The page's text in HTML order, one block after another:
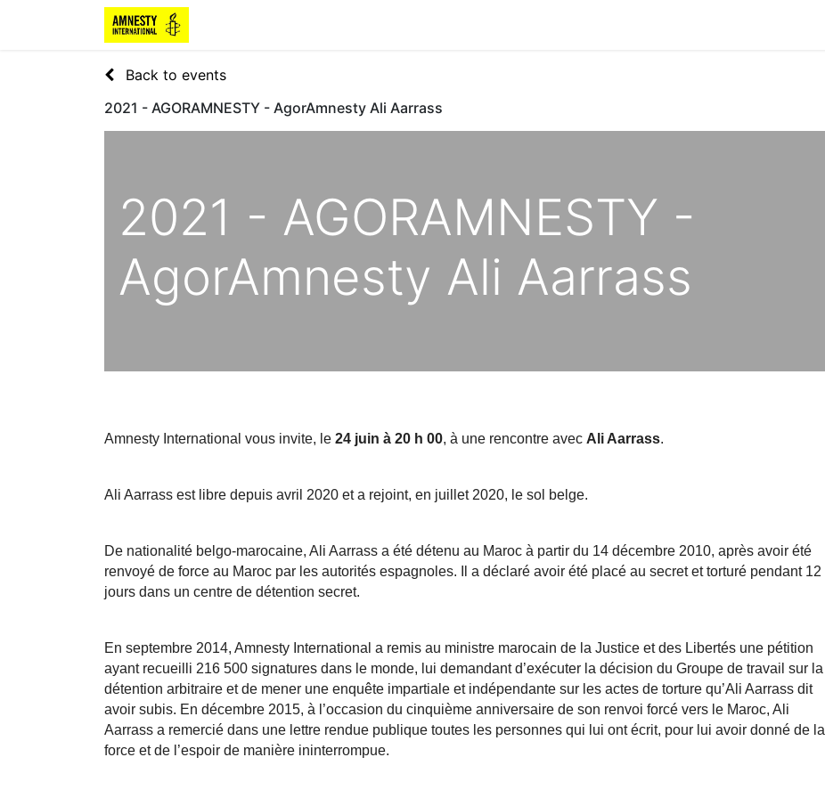
Back to events
2021 - AGORAMNESTY - AgorAmnesty Ali Aarrass
2021 - AGORAMNESTY -
AgorAmnesty Ali Aarrass
Amnesty International vous invite, le 24 juin à 20 h 00, à une rencontre avec Ali Aarrass.
Ali Aarrass est libre depuis avril 2020 et a rejoint, en juillet 2020, le sol belge.
De nationalité belgo-marocaine, Ali Aarrass a été détenu au Maroc à partir du 14 décembre 2010, après avoir été
renvoyé de force au Maroc par les autorités espagnoles. Il a déclaré avoir été placé au secret et torturé pendant 12
jours dans un centre de détention secret.
En septembre 2014, Amnesty International a remis au ministre marocain de la Justice et des Libertés une pétition
ayant recueilli 216 500 signatures dans le monde, lui demandant d’exécuter la décision du Groupe de travail sur la
détention arbitraire et de mener une enquête impartiale et indépendante sur les actes de torture qu’Ali Aarrass dit
avoir subis. En décembre 2015, à l’occasion du cinquième anniversaire de son renvoi forcé vers le Maroc, Ali
Aarrass a remercié dans une lettre rendue publique toutes les personnes qui lui ont écrit, pour lui avoir donné de la
force et de l’espoir de manière ininterrompue.